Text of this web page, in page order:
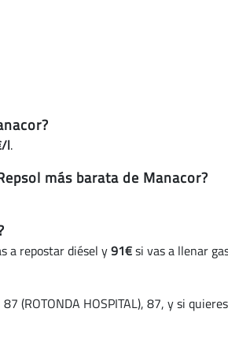
l.
más barata de Manacor?
a repostar diésel y91€si vas a llenar
(ROTONDA HOSPITAL), 87, y si